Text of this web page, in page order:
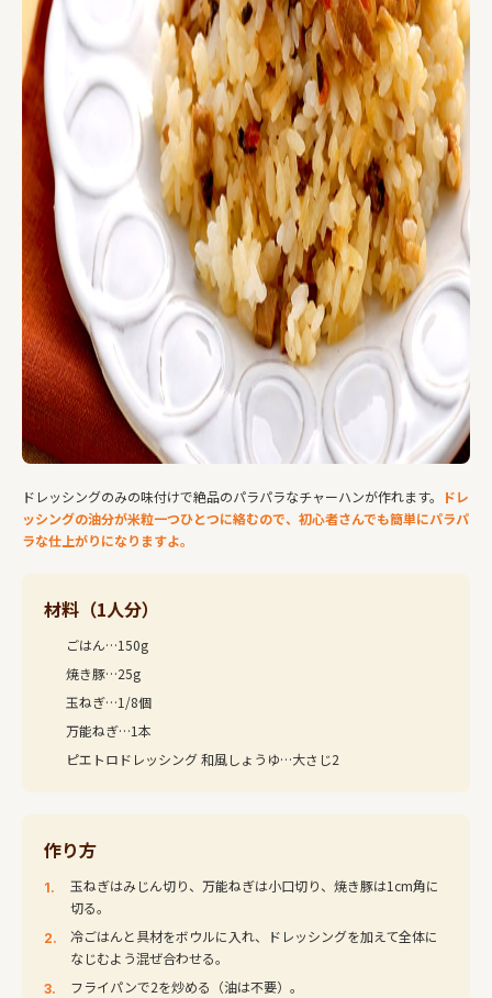
ドレッシングのみの味付けで絶品のパラパラなチャーハンが作れます。
ドレ
ッシングの油分が米粒一つひとつに絡むので、初心者さんでも簡単にパラパ
ラな仕上がりになりますよ。
材料（1人分）
ごはん…150g
焼き豚…25g
玉ねぎ…1/8個
万能ねぎ…1本
ピエトロドレッシング 和風しょうゆ…大さじ2
作り方
玉ねぎはみじん切り、万能ねぎは小口切り、焼き豚は1cm角に
切る。
冷ごはんと具材をボウルに入れ、ドレッシングを加えて全体に
なじむよう混ぜ合わせる。
フライパンで2を炒める（油は不要）。